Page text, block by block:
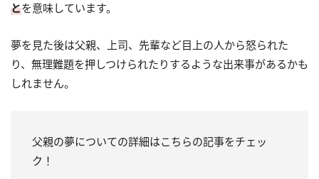
とを意味しています。
夢を見た後は父親、上司、先輩など目上の人から怒られた
り、無理難題を押しつけられたりするような出来事があるかも
しれません。
父親の夢についての詳細はこちらの記事をチェッ
ク！